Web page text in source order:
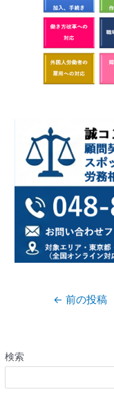
← 前の投稿
検索